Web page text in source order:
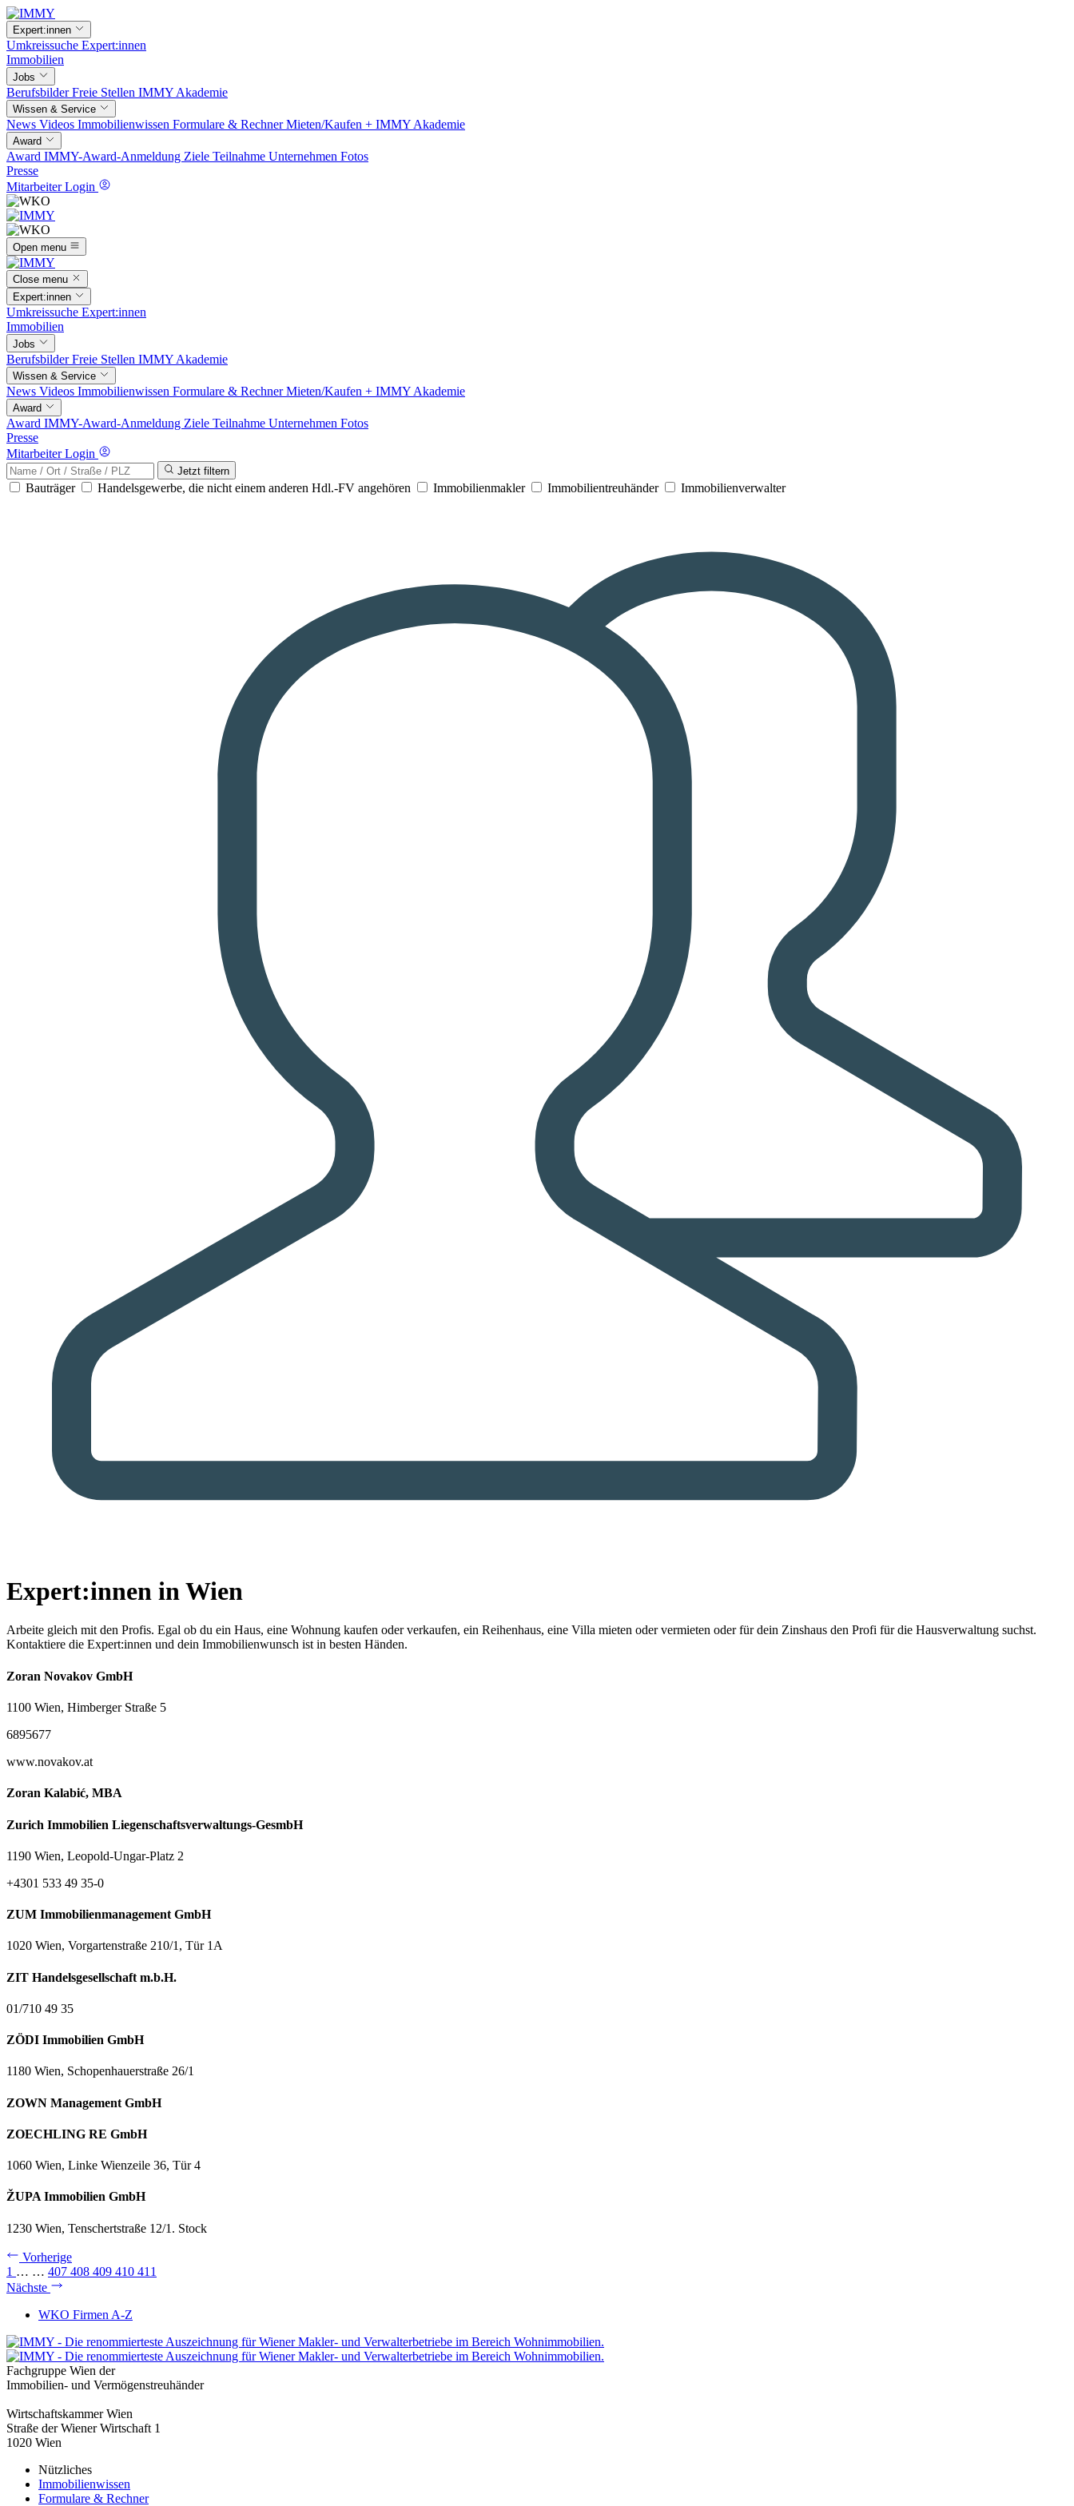
Expert:innen
Umkreissuche Expert:innen
Immobilien
Jobs
BerufsbilderFreie Stellen IMMY Akademie
Wissen & Service
News Videos Immobilienwissen Formulare & RechnerMieten/Kaufen + IMMY Akademie
Award
Award IMMY-Award-Anmeldung Ziele Teilnahme Unternehmen Fotos
Presse
Mitarbeiter Login
Open menu
Close menu
Expert:innen
Umkreissuche Expert:innen
Immobilien
Jobs
BerufsbilderFreie Stellen IMMY Akademie
Wissen & Service
News Videos Immobilienwissen Formulare & RechnerMieten/Kaufen + IMMY Akademie
Award
Award IMMY-Award-Anmeldung Ziele Teilnahme Unternehmen Fotos
Presse
Mitarbeiter Login
Jetzt filtern
Bauträger Handelsgewerbe, die nicht einem anderen Hdl.-FV angehören Immobilienmakler Immobilientreuhänder Immobilienverwalter
Expert:innen in Wien
Arbeite gleich mit den Profis. Egal ob du ein Haus, eine Wohnung kaufen oder verkaufen, ein Reihenhaus, eine Villa mieten oder vermieten oder für dein Zinshaus den Profi für die Hausverwaltung suchst.
Kontaktiere die Expert:innen und dein Immobilienwunsch ist in besten Händen.
Zoran Novakov GmbH
1100 Wien, Himberger Straße 5
6895677
www.novakov.at
Zoran Kalabić, MBA
Zurich Immobilien Liegenschaftsverwaltungs-GesmbH
1190 Wien, Leopold-Ungar-Platz 2
+4301 533 49 35-0
ZUM Immobilienmanagement GmbH
1020 Wien, Vorgartenstraße 210/1, Tür 1A
ZIT Handelsgesellschaft m.b.H.
01/710 49 35
ZÖDI Immobilien GmbH
1180 Wien, Schopenhauerstraße 26/1
ZOWN Management GmbH
ZOECHLING RE GmbH
1060 Wien, Linke Wienzeile 36, Tür 4
ŽUPA Immobilien GmbH
1230 Wien, Tenschertstraße 12/1. Stock
Vorherige
1 … … 407 408 409 410 411
Nächste
WKO Firmen A-Z
Fachgruppe Wien der
Immobilien- und Vermögenstreuhänder
Wirtschaftskammer Wien
Straße der Wiener Wirtschaft 1
1020 Wien
Nützliches
Immobilienwissen
Formulare & Rechner